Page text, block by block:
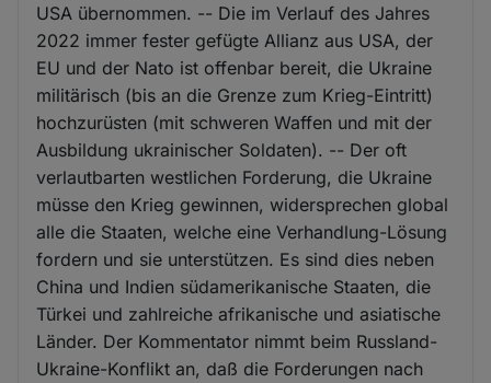
USA übernommen. -- Die im Verlauf des Jahres
2022 immer fester gefügte Allianz aus USA, der
EU und der Nato ist offenbar bereit, die Ukraine
militärisch (bis an die Grenze zum Krieg-Eintritt)
hochzurüsten (mit schweren Waffen und mit der
Ausbildung ukrainischer Soldaten). -- Der oft
verlautbarten westlichen Forderung, die Ukraine
müsse den Krieg gewinnen, widersprechen global
alle die Staaten, welche eine Verhandlung-Lösung
fordern und sie unterstützen. Es sind dies neben
China und Indien südamerikanische Staaten, die
Türkei und zahlreiche afrikanische und asiatische
Länder. Der Kommentator nimmt beim Russland-
Ukraine-Konflikt an, daß die Forderungen nach